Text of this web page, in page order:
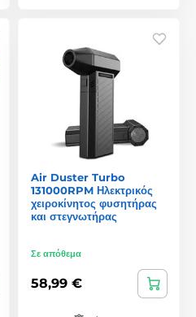
Air Duster Turbo
131000RPM Ηλεκτρικός
χειροκίνητος φυσητήρας
και στεγνωτήρας
Σε απόθεμα
58,99 €